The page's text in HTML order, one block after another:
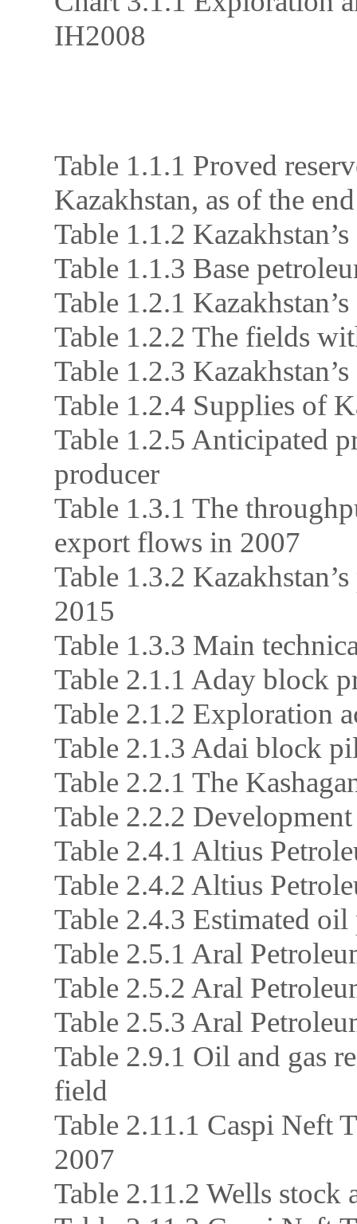
IH2008
Table 1.1.1 Proved
Kazakhstan, as of the
Table 1.1.2
Table 1.1.3 Base
Table 1.2.1
Table 1.2.2 The fields
Table 1.2.3
Table 1.2.4 Supplies of
Table 1.2.5 Anticipated
producer
Table 1.3.1 The
export flows in 2007
Table 1.3.2
2015
Table 1.3.3 Main
Table 2.1.1 Aday block
Table 2.1.2 Exploration
Table 2.1.3 Adai block
Table 2.2.1 The
Table 2.2.2
Table 2.4.1 Altius
Table 2.4.2 Altius
Table 2.4.3 Estimated
Table 2.5.1 Aral
Table 2.5.2 Aral
Table 2.5.3 Aral
Table 2.9.1 Oil and gas
field
Table 2.11.1 Caspi Neft
2007
Table 2.11.2 Wells